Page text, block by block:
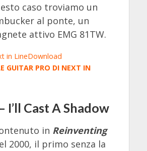
caso troviamo un
al ponte, un
attivo EMG 81TW.
in LineDownload
GUITAR PRO DI NEXT IN
I’ll Cast A Shadow
in Reinventing
2000, il primo senza la